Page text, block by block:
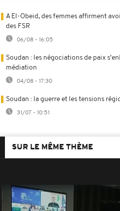
A El-Obeid, des femmes affirment
des FSR
06/08 - 16:05
Soudan : les négociations de paix
médiation
04/08 - 17:30
Soudan : la guerre et les tensions
31/07 - 10:51
SUR LE MÊME THÈME